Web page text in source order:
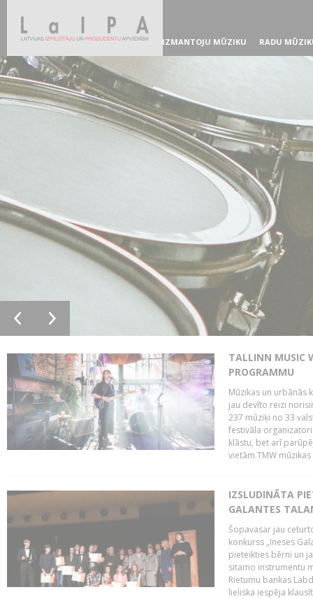
IZMANTOJU MŪZIKU RADU
TALLINN MUSIC
PROGRAMMU
Mūzikas un urbānās
jau devīto reizi
237 mūziķi no 33
festivāla
klāstu, bet arī
vietām.TMW
IZSLUDINĀTA
GALANTES
Šopavasar jau
konkurss „Ineses
pieteikties bērni un
sitamo instrumentu
Rietumu bankas
lieliska iespēja